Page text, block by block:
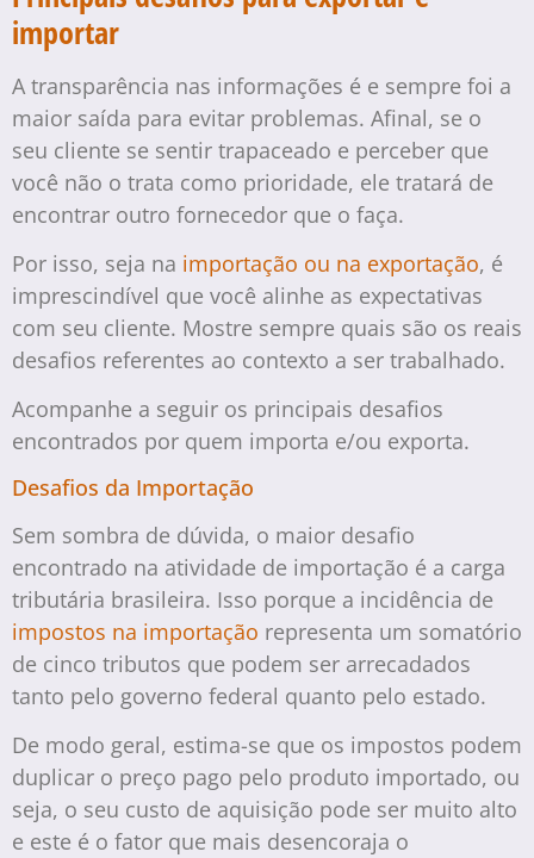
importar
A transparência nas informações é e sempre foi a
maior saída para evitar problemas. Afinal, se o
seu cliente se sentir trapaceado e perceber que
você não o trata como prioridade, ele tratará de
encontrar outro fornecedor que o faça.
Por isso, seja na importação ou na exportação, é
imprescindível que você alinhe as expectativas
com seu cliente. Mostre sempre quais são os reais
desafios referentes ao contexto a ser trabalhado.
Acompanhe a seguir os principais desafios
encontrados por quem importa e/ou exporta.
Desafios da Importação
Sem sombra de dúvida, o maior desafio
encontrado na atividade de importação é a carga
tributária brasileira. Isso porque a incidência de
impostos na importação representa um somatório
de cinco tributos que podem ser arrecadados
tanto pelo governo federal quanto pelo estado.
De modo geral, estima-se que os impostos podem
duplicar o preço pago pelo produto importado, ou
seja, o seu custo de aquisição pode ser muito alto
e este é o fator que mais desencoraja o